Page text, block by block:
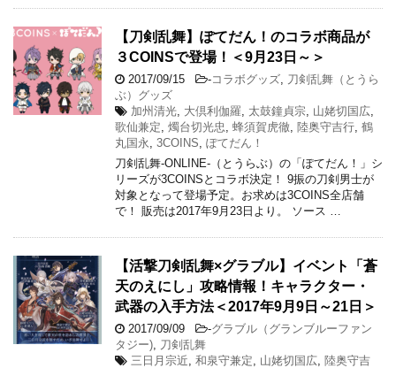
【刀剣乱舞】ぽてだん！のコラボ商品が
３COINSで登場！＜9月23日～＞
2017/09/15 -コラボグッズ 刀剣乱舞（とうら
ぶ）グッズ
加州清光 大倶利伽羅 太鼓鐘貞宗 山姥切国広
歌仙兼定 燭台切光忠 蜂須賀虎徹 陸奥守吉行 鶴
丸国永
3COINS ぽてだん！
刀剣乱舞-ONLINE-（とうらぶ）の「ぽてだん！」シ
リーズが3COINSとコラボ決定！ 9振の刀剣男士が
対象となって登場予定。お求めは3COINS全店舗
で！ 販売は2017年9月23日より。 ソース …
【活撃刀剣乱舞×グラブル】イベント「蒼
天のえにし」攻略情報！キャラクター・
武器の入手方法＜2017年9月9日～21日＞
2017/09/09 -グラブル（グランブルーファン
タジー) 刀剣乱舞
三日月宗近 和泉守兼定 山姥切国広 陸奥守吉